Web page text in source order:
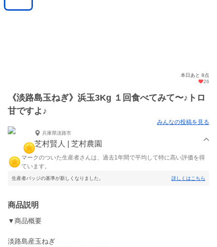
本日あと 8点
26
《淡路島玉ねぎ》浜玉3Kg １回食べてみて〜♪トロ
甘ですよ♪
みんなの投稿を見る
兵庫県淡路市
芝村賢人 | 芝村農園
マークのついた生産者さんは、過去1年間で平均して特に高い評価を得
ています。
生産者バッジの基準が新しくなりました。 詳しくはこちら
商品説明
▼商品概要
淡路島産玉ねぎ